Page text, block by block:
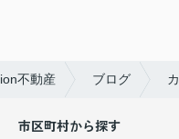
不動産 ブログ
市区町村から探す